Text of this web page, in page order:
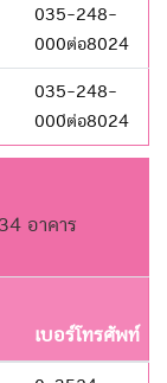
035-248-
000ต่อ8024
035-248-
000่ต่อ8024
อาคาร
เบอร์โทรศัพท์